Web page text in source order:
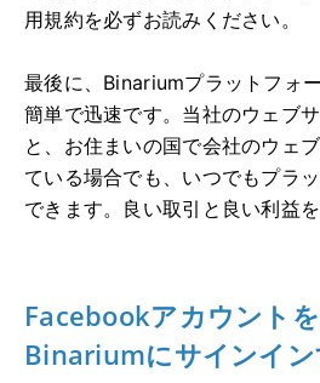
用規約を必ずお読みください。
最後に、Binariumプラットフォ
簡単で迅速です。当社のウェブ
と、お住まいの国で会社のウェ
ている場合でも、いつでもプラ
できます。良い取引と良い利益を
Facebookアカウント
Binariumにサインイ